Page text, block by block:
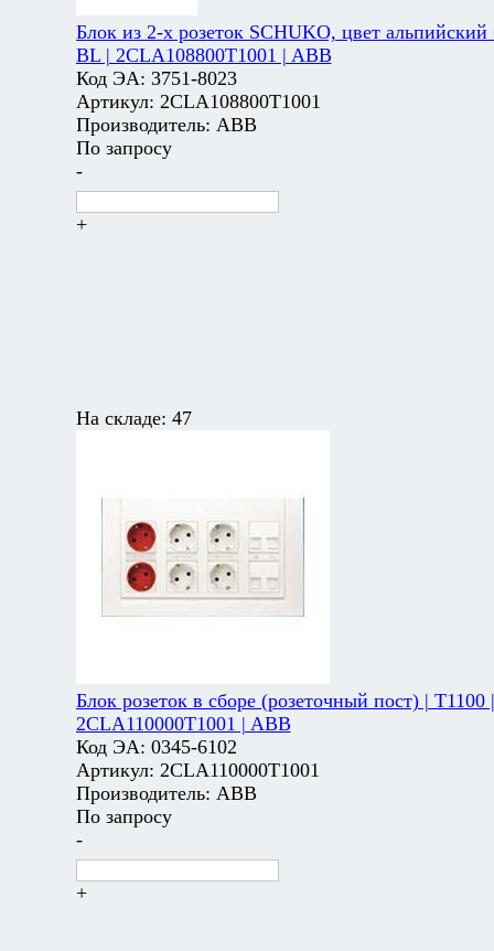
Блок из 2-х розеток SCHUKO, цвет
BL | 2CLA108800T1001 | ABB
Код ЭА: 3751-8023
Артикул: 2CLA108800T1001
Производитель: ABB
По запросу
-
+
На складе: 47
Блок розеток в сборе (розеточный пост) | T1100 |
2CLA110000T1001 | ABB
Код ЭА: 0345-6102
Артикул: 2CLA110000T1001
Производитель: ABB
По запросу
-
+